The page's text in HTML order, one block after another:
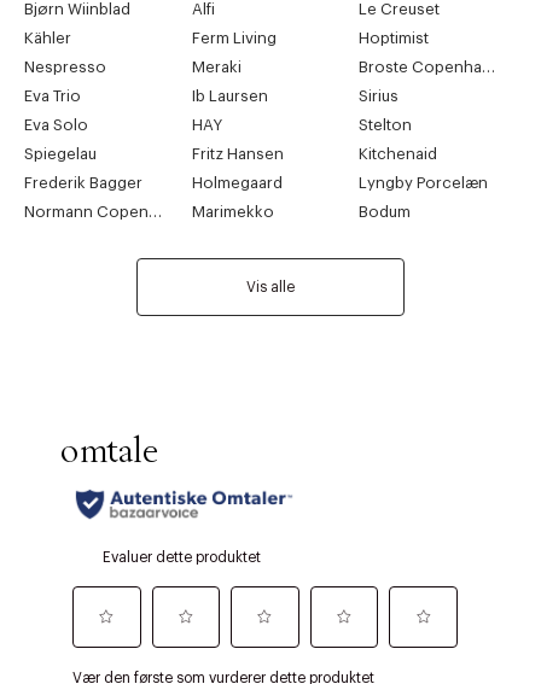
Bjørn Wiinblad
Alfi
Le Creuset
Kähler
Ferm Living
Hoptimist
Nespresso
Meraki
Broste Copenhagen
Eva Trio
Ib Laursen
Sirius
Eva Solo
HAY
Stelton
Spiegelau
Fritz Hansen
Kitchenaid
Frederik Bagger
Holmegaard
Lyngby Porcelæn
Normann Copenhagen
Marimekko Bodum
Vis alle